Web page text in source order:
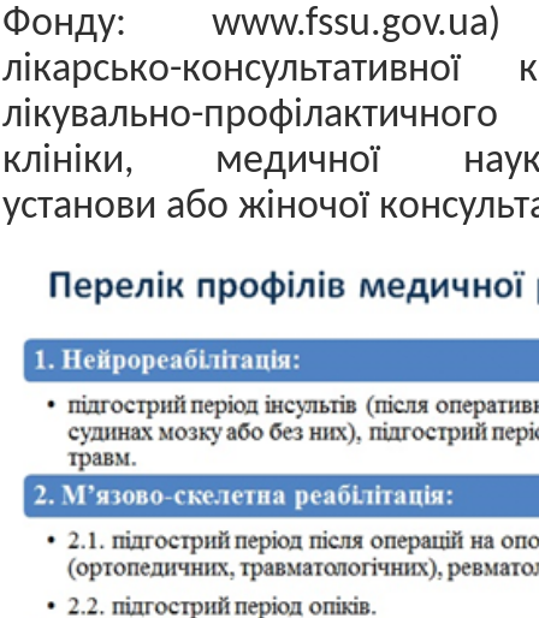
Фонду: www.fssu.gov.ua)
лікарсько-консультативної
лікувально-
клініки, медичної
установи або жіночої